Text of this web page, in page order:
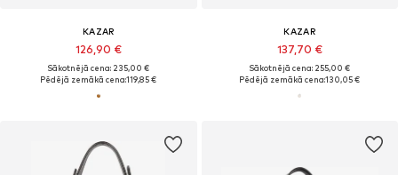
KAZAR
126,90 €
Sākotnējā cena: 235,00 €
Pēdējā zemākā cena:119,85 €
KAZAR
137,70 €
Sākotnējā cena: 255,00 €
Pēdējā zemākā cena:130,05 €